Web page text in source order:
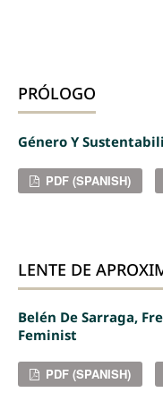
PRÓLOGO
Género Y
PDF (SPANISH)
LENTE DE
Belén De Sarraga,
Feminist
PDF (SPANISH)